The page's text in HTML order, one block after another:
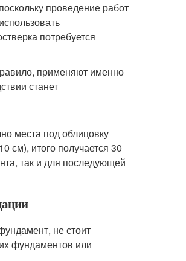
проведение работ
потребуется
применяют именно
станет
места под облицовку
см), итого получается 30
так и для последующей
не стоит
фундаментов или